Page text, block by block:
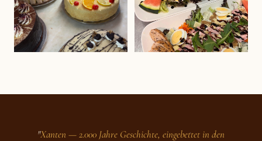
"Xanten — 2.000 Jahre Geschichte, eingebettet in den